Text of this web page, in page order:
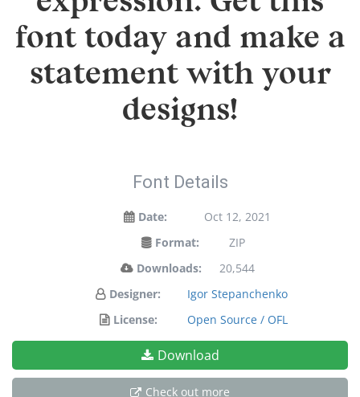
font today and make a
statement with your
designs!
Font Details
Date:
Oct 12, 2021
Format:
ZIP
Downloads:
20,544
Designer:
Igor Stepanchenko
License:
Open Source / OFL
Download
Check out more